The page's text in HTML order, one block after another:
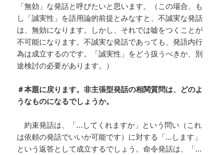
「無効」な発話と呼びたいと思います。（この場合、も
し「誠実性」を語用論的前提とみなすと、不誠実な発話
は、無効になります。しかし、それでは嘘をつくことが
不可能になります。不誠実な発話であっても、発語内行
為は成立するのです。「誠実性」をどう扱うべきか、別
途検討の必要があります。）
＃本題に戻ります。非主張型発話の相関質問は、どのよ
うなものになるでしょうか。
約束発話は、「…してくれますか」という問い（これ
は依頼の発話でいいか可能です）に対する「…します」
という返答として成立するでしょう。命令発話は、「…